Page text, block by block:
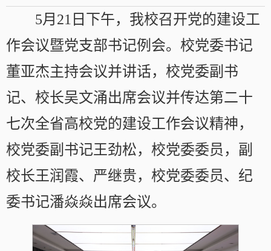
5月21日下午，我校召开党的建设工
作会议暨党支部书记例会。校党委书记
董亚杰主持会议并讲话，校党委副书
记、校长吴文涌出席会议并传达第二十
七次全省高校党的建设工作会议精神，
校党委副书记王劲松，校党委委员，副
校长王润霞、严继贵，校党委委员、纪
委书记潘焱焱出席会议。